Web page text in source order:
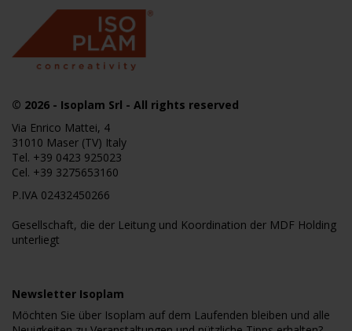
© 2026 - Isoplam Srl - All rights reserved
Via Enrico Mattei, 4
31010 Maser (TV) Italy
Tel. +39 0423 925023
Cel. +39 3275653160
P.IVA 02432450266
Gesellschaft, die der Leitung und Koordination der MDF Holding
unterliegt
Newsletter Isoplam
Möchten Sie über Isoplam auf dem Laufenden bleiben und alle